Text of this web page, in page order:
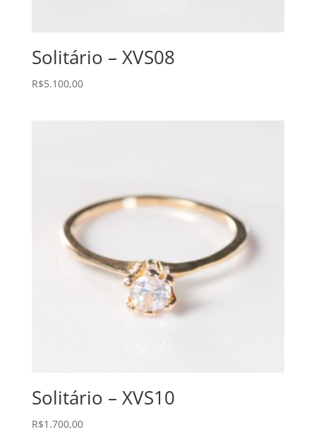
Solitário – XVS08
R$5.100,00
Solitário – XVS10
R$1.700,00